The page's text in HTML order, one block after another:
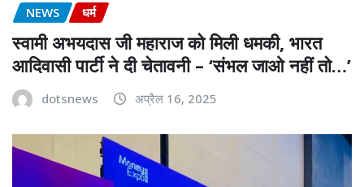
NEWS धर्म
स्वामी अभयदास जी महाराज को मिली धमकी, भारत
आदिवासी पार्टी ने दी चेतावनी – ‘संभल जाओ नहीं तो…’
dotsnews अप्रैल 16, 2025